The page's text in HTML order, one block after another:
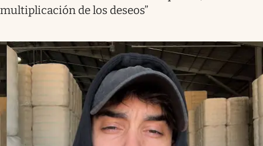
multiplicación de los deseos”